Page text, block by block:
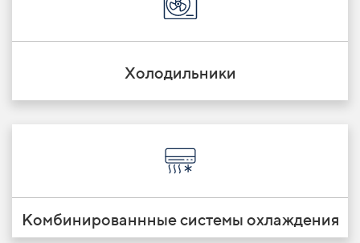
Холодильники
Комбинированнные системы охлаждения